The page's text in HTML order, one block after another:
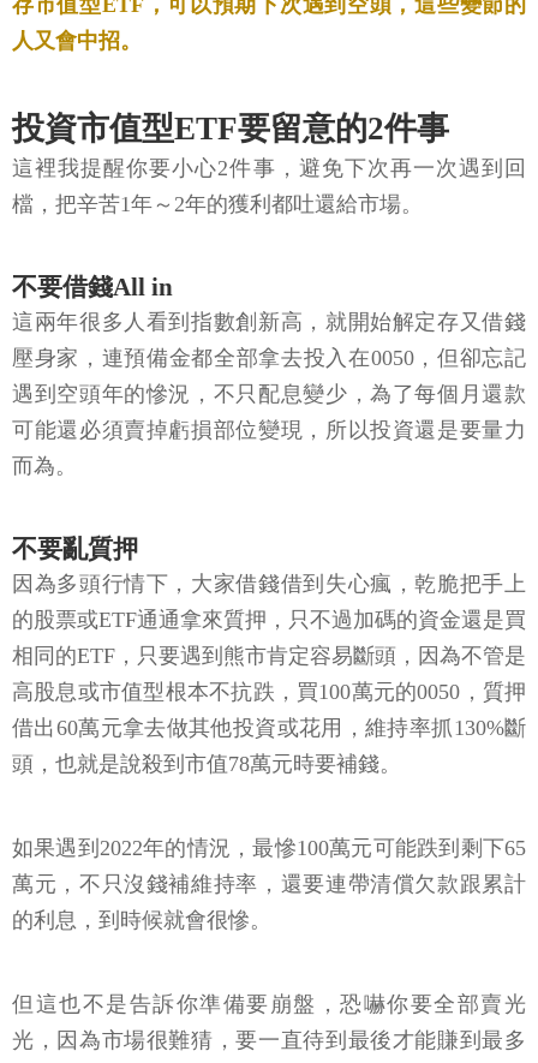
存市值型ETF，可以預期下次遇到空頭，這些變節的
人又會中招。
投資市值型ETF要留意的2件事
這裡我提醒你要小心2件事，避免下次再一次遇到回
檔，把辛苦1年～2年的獲利都吐還給市場。
不要借錢All in
這兩年很多人看到指數創新高，就開始解定存又借錢
壓身家，連預備金都全部拿去投入在0050，但卻忘記
遇到空頭年的慘況，不只配息變少，為了每個月還款
可能還必須賣掉虧損部位變現，所以投資還是要量力
而為。
不要亂質押
因為多頭行情下，大家借錢借到失心瘋，乾脆把手上
的股票或ETF通通拿來質押，只不過加碼的資金還是買
相同的ETF，只要遇到熊市肯定容易斷頭，因為不管是
高股息或市值型根本不抗跌，買100萬元的0050，質押
借出60萬元拿去做其他投資或花用，維持率抓130%斷
頭，也就是說殺到市值78萬元時要補錢。
如果遇到2022年的情況，最慘100萬元可能跌到剩下65
萬元，不只沒錢補維持率，還要連帶清償欠款跟累計
的利息，到時候就會很慘。
但這也不是告訴你準備要崩盤，恐嚇你要全部賣光
光，因為市場很難猜，要一直待到最後才能賺到最多